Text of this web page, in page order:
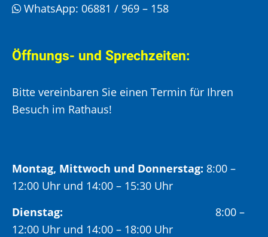
WhatsApp: 06881 / 969 – 158
Öffnungs- und Sprechzeiten:
Bitte vereinbaren Sie einen Termin für Ihren
Besuch im Rathaus!
Montag, Mittwoch und Donnerstag: 8:00 –
12:00 Uhr und 14:00 – 15:30 Uhr
Dienstag: 8:00 –
12:00 Uhr und 14:00 – 18:00 Uhr